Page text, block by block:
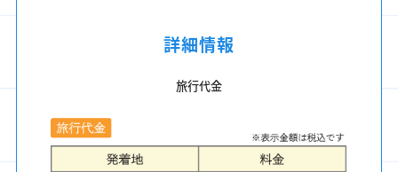
詳細情報
旅行代金